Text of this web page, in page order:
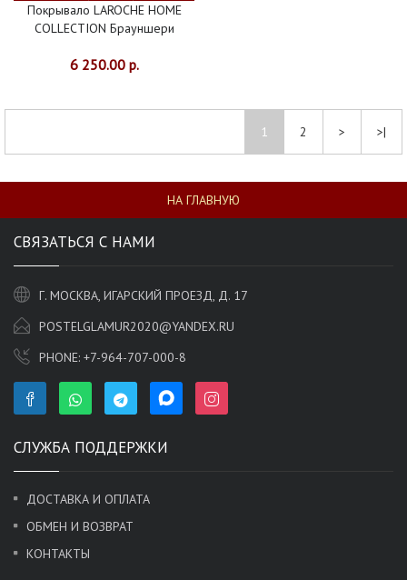
Покрывало LAROCHE HOME
COLLECTION Брауншери
6 250.00 р.
1 2 > >|
НА ГЛАВНУЮ
СВЯЗАТЬСЯ С НАМИ
Г. МОСКВА, ИГАРСКИЙ ПРОЕЗД, Д. 17
POSTELGLAMUR2020@YANDEX.RU
PHONE: +7-964-707-000-8
СЛУЖБА ПОДДЕРЖКИ
ДОСТАВКА И ОПЛАТА
ОБМЕН И ВОЗВРАТ
КОНТАКТЫ